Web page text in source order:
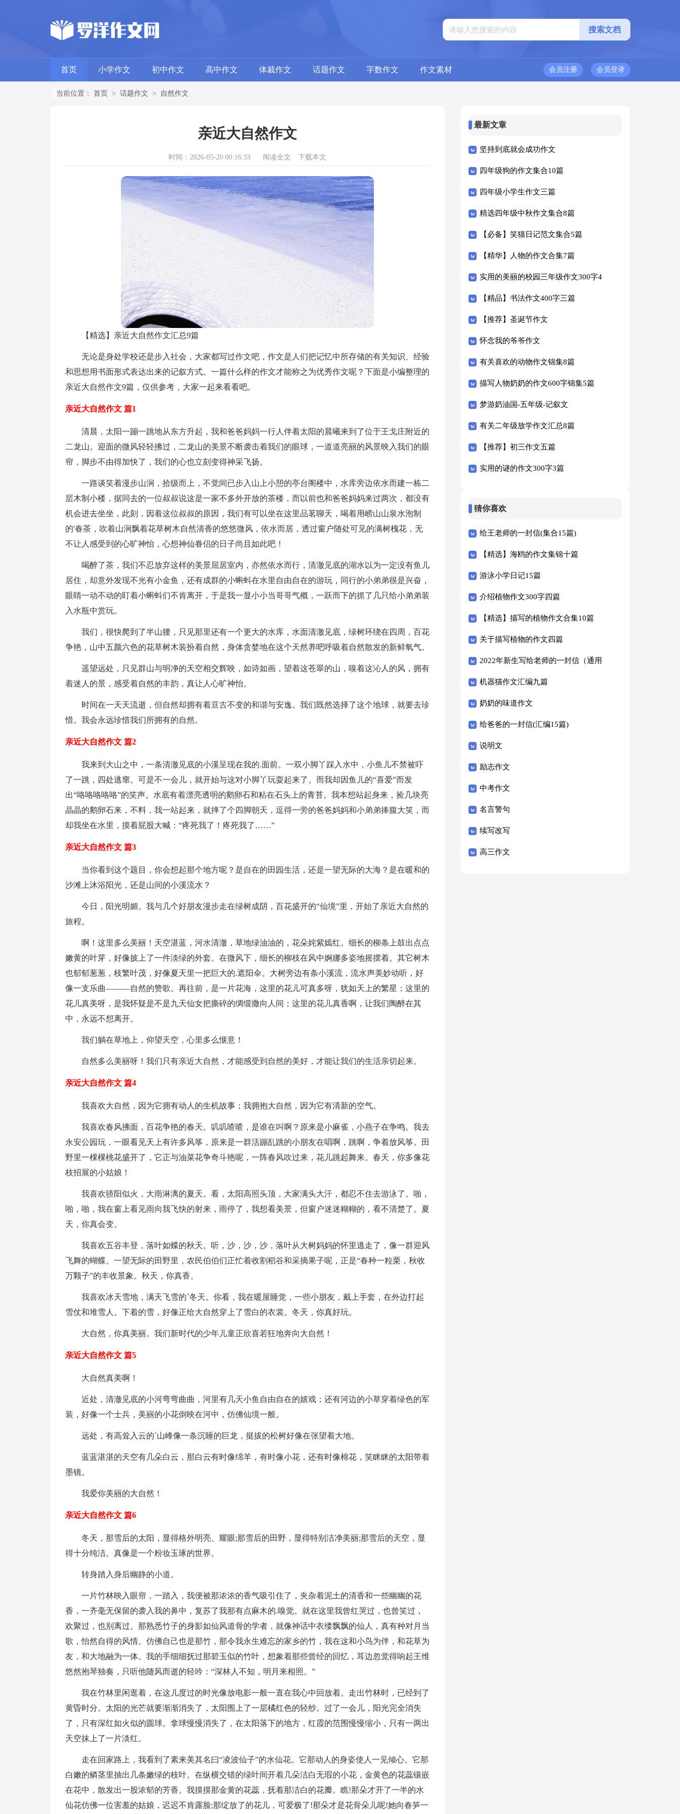
首页 小学作文 初中作文 高中作文 体裁作文 话题作文 字数作文 作文素材 会员登录
会员注册
当前位置： 首页 > 话题作文 > 自然作文
亲近大自然作文
时间：2026-05-20 00:16:33 阅读全文 下载本文
【精选】亲近大自然作文汇总9篇
无论是身处学校还是步入社会，大家都写过作文吧，作文是人们把记忆中所存储的有关知识、经验
和思想用书面形式表达出来的记叙方式。一篇什么样的作文才能称之为优秀作文呢？下面是小编整理的
亲近大自然作文9篇，仅供参考，大家一起来看看吧。
亲近大自然作文 篇1
清晨，太阳一蹦一跳地从东方升起，我和爸爸妈妈一行人伴着太阳的晨曦来到了位于王戈庄附近的
二龙山。迎面的微风轻轻拂过，二龙山的美景不断袭击着我们的眼球，一道道亮丽的风景映入我们的眼
帘，脚步不由得加快了，我们的心也立刻变得神采飞扬。
一路谈笑着漫步山涧，拾级而上，不觉间已步入山上小憩的亭台阁楼中，水库旁边依水而建一栋二
层木制小楼，据同去的一位叔叔说这是一家不多外开放的茶楼，而以前也和爸爸妈妈来过两次，都没有
机会进去坐坐，此刻，因着这位叔叔的原因，我们有可以坐在这里品茗聊天，喝着用崂山山泉水泡制
的'春茶，吹着山涧飘着花草树木自然清香的悠悠微风，依水而居，透过窗户随处可见的满树槐花，无
不让人感受到的心旷神怡，心想神仙眷侣的日子尚且如此吧！
喝醉了茶，我们不忍放弃这样的美景屈居室内，亦然依水而行，清澈见底的湖水以为一定没有鱼儿
居住，却意外发现不光有小金鱼，还有成群的小蝌蚪在水里自由自在的游玩，同行的小弟弟很是兴奋，
眼睛一动不动的盯着小蝌蚪们不肯离开，于是我一显小小当哥哥气概，一跃而下的抓了几只给小弟弟装
入水瓶中赏玩。
我们，很快爬到了半山腰，只见那里还有一个更大的水库，水面清澈见底，绿树环绕在四周，百花
争艳，山中五颜六色的花草树木装扮着自然，身体贪婪地在这个天然养吧呼吸着自然散发的新鲜氧气。
遥望远处，只见群山与明净的天空相交辉映，如诗如画，望着这苍翠的山，嗅着这沁人的风，拥有
着迷人的景，感受着自然的丰韵，真让人心旷神怡。
时间在一天天流逝，但自然却拥有着亘古不变的和谐与安逸。我们既然选择了这个地球，就要去珍
惜。我会永远珍惜我们所拥有的自然。
亲近大自然作文 篇2
我来到大山之中，一条清澈见底的小溪呈现在我的.面前。一双小脚丫踩入水中，小鱼儿不禁被吓
了一跳，四处逃窜。可是不一会儿，就开始与这对小脚丫玩耍起来了。而我却因鱼儿的“喜爱”而发
出“咯咯咯咯咯”的笑声。水底有着漂亮透明的鹅卵石和粘在石头上的青苔。我本想站起身来，捡几块亮
晶晶的鹅卵石来，不料，我一站起来，就摔了个四脚朝天，逗得一旁的爸爸妈妈和小弟弟捧腹大笑，而
却我坐在水里，摸着屁股大喊：“疼死我了！疼死我了……”
亲近大自然作文 篇3
当你看到这个题目，你会想起那个地方呢？是自在的田园生活，还是一望无际的大海？是在暖和的
沙滩上沐浴阳光，还是山间的小溪流水？
今日，阳光明媚。我与几个好朋友漫步走在绿树成阴，百花盛开的“仙境”里，开始了亲近大自然的
旅程。
啊！这里多么美丽！天空湛蓝，河水清澈，草地绿油油的，花朵姹紫嫣红。细长的柳条上鼓出点点
嫩黄的叶芽，好像披上了一件淡绿的外套。在微风下，细长的柳枝在风中婀娜多姿地摇摆着。其它树木
也郁郁葱葱，枝繁叶茂，好像夏天里一把巨大的.遮阳伞。大树旁边有条小溪流，流水声美妙动听，好
像一支乐曲———自然的赞歌。再往前，是一片花海，这里的花儿可真多呀，犹如天上的繁星；这里的
花儿真美呀，是我怀疑是不是九天仙女把撕碎的绸缎撒向人间；这里的花儿真香啊，让我们陶醉在其
中，永远不想离开。
我们躺在草地上，仰望天空，心里多么惬意！
自然多么美丽呀！我们只有亲近大自然，才能感受到自然的美好，才能让我们的生活亲切起来。
亲近大自然作文 篇4
我喜欢大自然，因为它拥有动人的生机故事；我拥抱大自然，因为它有清新的空气。
我喜欢春风拂面，百花争艳的春天。叽叽喳喳，是谁在叫啊？原来是小麻雀，小燕子在争鸣。我去
永安公园玩，一眼看见天上有许多风筝，原来是一群活蹦乱跳的小朋友在唱啊，跳啊，争着放风筝。田
野里一棵棵桃花盛开了，它正与油菜花争奇斗艳呢，一阵春风吹过来，花儿跳起舞来。春天，你多像花
枝招展的小姑娘！
我喜欢骄阳似火，大雨淋漓的夏天。看，太阳高照头顶，大家满头大汗，都忍不住去游泳了。啪，
啪，啪，我在窗上看见雨向我飞快的射来，雨停了，我想看美景，但窗户迷迷糊糊的，看不清楚了。夏
天，你真会变。
我喜欢五谷丰登，落叶如蝶的秋天。听，沙，沙，沙，落叶从大树妈妈的怀里逃走了，像一群迎风
飞舞的蝴蝶。一望无际的田野里，农民伯伯们正忙着收割稻谷和采摘果子呢，正是“春种一粒栗，秋收
万颗子”的丰收景象。秋天，你真香。
我喜欢冰天雪地，满天飞雪的`冬天。你看，我在暖屋睡觉，一些小朋友，戴上手套，在外边打起
雪仗和堆雪人。下着的雪，好像正给大自然穿上了雪白的衣裳。冬天，你真好玩。
大自然，你真美丽。我们新时代的少年儿童正欣喜若狂地奔向大自然！
亲近大自然作文 篇5
大自然真美啊！
近处，清澈见底的小河弯弯曲曲，河里有几天小鱼自由自在的嬉戏；还有河边的小草穿着绿色的军
装，好像一个士兵，美丽的小花倒映在河中，仿佛仙境一般。
远处，有高耸入云的`山峰像一条沉睡的巨龙，挺拔的松树好像在张望着大地。
蓝蓝湛湛的天空有几朵白云，那白云有时像绵羊，有时像小花，还有时像棉花，笑眯眯的太阳带着
墨镜。
我爱你美丽的大自然！
亲近大自然作文 篇6
冬天，那雪后的太阳，显得格外明亮、耀眼;那雪后的田野，显得特别洁净美丽;那雪后的天空，显
得十分纯洁。真像是一个粉妆玉琢的世界。
转身踏入身后幽静的小道。
一片竹林映入眼帘，一踏入，我便被那浓浓的香气吸引住了，夹杂着泥土的清香和一些幽幽的花
香，一齐毫无保留的袭入我的鼻中，复苏了我那有点麻木的.嗅觉。就在这里我曾红哭过，也曾笑过，
欢聚过，也别离过。那熟悉竹子的身影如仙风道骨的学者，就像神话中衣缕飘飘的仙人，真有种对月当
歌，怡然自得的风情。仿佛自己也是那竹，那令我永生难忘的家乡的竹，我在这和小鸟为伴，和花草为
友，和大地融为一体。我的手细细抚过那碧玉似的竹叶，想象着那些曾经的回忆，耳边忽觉得响起王维
悠然抱琴独奏，只听他随风而逝的轻吟：“深林人不知，明月来相照。”
我在竹林里闲逛着，在这儿度过的时光像放电影一般一直在我心中回放着。走出竹林时，已经到了
黄昏时分。太阳的光芒就要渐渐消失了，太阳围上了一层橘红色的轻纱。过了一会儿，阳光完全消失
了，只有深红如火似的圆球。拿球慢慢消失了，在太阳落下的地方，红霞的范围慢慢缩小，只有一两出
天空抹上了一片淡红。
走在回家路上，我看到了素来美其名曰“凌波仙子”的水仙花。它那动人的身姿使人一见倾心。它那
白嫩的鳞茎里抽出几条嫩绿的枝叶。在纵横交错的绿叶间开着几朵洁白无瑕的小花，金黄色的花蕊镶嵌
在花中，散发出一股浓郁的芳香。我摸摸那金黄的花蕊，抚着那洁白的花瓣。瞧!那朵才开了一半的水
仙花仿佛一位害羞的姑娘，迟迟不肯露脸;那绽放了的花儿，可爱极了!那朵才是花骨朵儿呢!她向春笋一
最新文章
坚持到底就会成功作文
四年级狗的作文集合10篇
四年级小学生作文三篇
精选四年级中秋作文集合8篇
【必备】笑猫日记范文集合5篇
【精华】人物的作文合集7篇
实用的美丽的校园三年级作文300字4
篇
【精品】书法作文400字三篇
【推荐】圣诞节作文
怀念我的爷爷作文
有关喜欢的动物作文锦集8篇
描写人物奶奶的作文600字锦集5篇
梦游奶油国-五年级-记叙文
有关二年级放学作文汇总8篇
【推荐】初三作文五篇
实用的谜的作文300字3篇
猜你喜欢
给王老师的一封信(集合15篇)
【精选】海鸥的作文集锦十篇
游泳小学日记15篇
介绍植物作文300字四篇
【精选】描写的植物作文合集10篇
关于描写植物的作文四篇
2022年新生写给老师的一封信（通用
8篇）
机器猫作文汇编九篇
奶奶的味道作文
给爸爸的一封信(汇编15篇)
说明文
励志作文
中考作文
名言警句
续写改写
高三作文